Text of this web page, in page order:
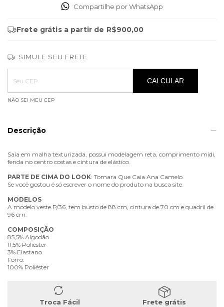
Compartilhe por WhatsApp
Frete grátis a partir de R$900,00
SIMULE SEU FRETE
Entregas para o CEP:
ALTERAR CEP
CALCULAR
NÃO SEI MEU CEP
Descrição
Saia em malha texturizada, possui modelagem reta, comprimento midi,
fenda no centro costas e cintura de elástico.
PARTE DE CIMA DO LOOK: Tomara Que Caia Ana Camelo.
Se você gostou é só escrever o nome do produto na busca site.
MODELOS
A modelo veste P/36, tem busto de 88 cm, cintura de 70 cm e quadril de
96 cm.
COMPOSIÇÃO
85,5% Algodão
11,5% Poliéster
3% Elastano
Forro:
100% Poliéster
Troca Fácil
Frete grátis